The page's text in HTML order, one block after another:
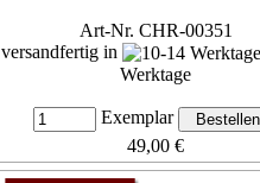
Art-Nr. CHR-00351
versandfertig in
Werktage
Exemplar
49,00 €
inkl. 7% MwSt,zzgl.